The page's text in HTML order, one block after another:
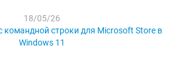
18/05/26
командной строки для Microsoft Store в
Windows 11